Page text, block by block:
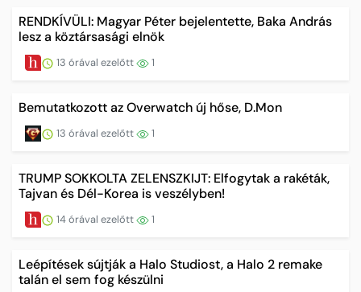
RENDKÍVÜLI: Magyar Péter bejelentette, Baka András
lesz a köztársasági elnök
13 órával ezelőtt 1
Bemutatkozott az Overwatch új hőse, D.Mon
13 órával ezelőtt 1
TRUMP SOKKOLTA ZELENSZKIJT: Elfogytak a rakéták,
Tajvan és Dél-Korea is veszélyben!
14 órával ezelőtt 1
Leépítések sújtják a Halo Studiost, a Halo 2 remake
talán el sem fog készülni